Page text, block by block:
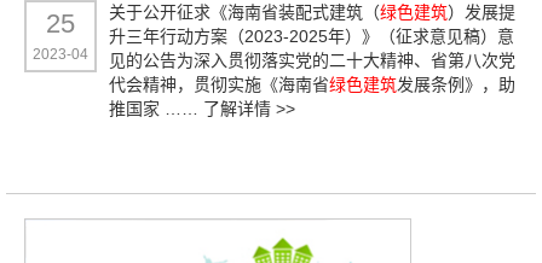
25
2023-04
关于公开征求《海南省装配式建筑（绿色建筑）发展提
升三年行动方案（2023-2025年）》（征求意见稿）意
见的公告为深入贯彻落实党的二十大精神、省第八次党
代会精神，贯彻实施《海南省绿色建筑发展条例》，助
推国家 …… 了解详情 >>